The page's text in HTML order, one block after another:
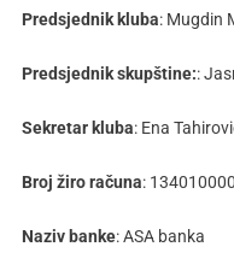
Predsjednik kluba: Mugdin
Predsjednik skupštine::
Sekretar kluba: Ena
Broj žiro računa:
Naziv banke: ASA banka